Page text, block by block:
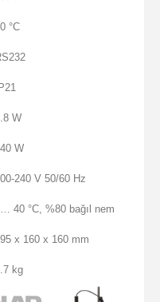
°C
W
W
240 V 50/60 Hz
40 °C, %80 bağıl nem
x 160 x 160 mm
kg